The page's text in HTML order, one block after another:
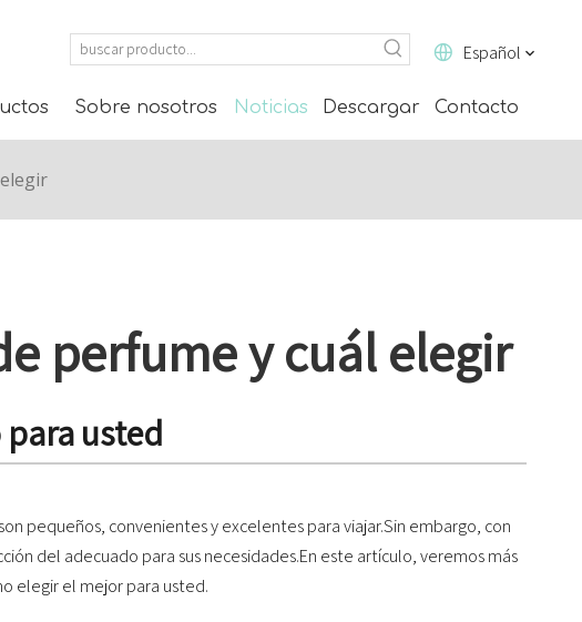
Español
Sobre nosotros Noticias Descargar Contacto
perfume y cuál elegir
usted
pequeños, convenientes y excelentes para viajar.Sin embargo, con
del adecuado para sus necesidades.En este artículo, veremos más
elegir el mejor para usted.